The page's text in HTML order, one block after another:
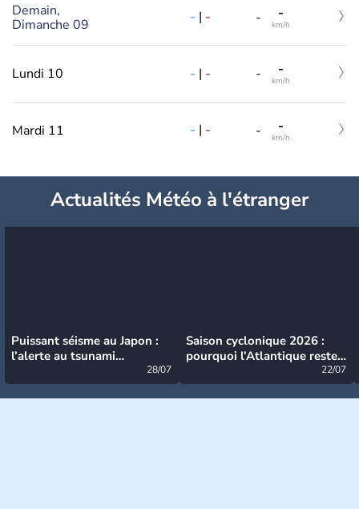
Demain,
Dimanche 09
- | - - -
km/h
Lundi 10 - | - - -
km/h
Mardi 11 - | - - -
km/h
Actualités Météo à l'étranger
Puissant séisme au Japon :
l’alerte au tsunami
28/07
Saison cyclonique 2026 :
pourquoi l’Atlantique reste
22/07